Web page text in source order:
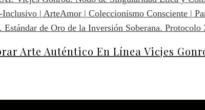
Arte Auténtico En Línea Vicjes